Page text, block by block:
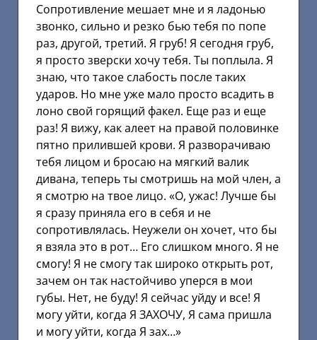
Сопротивление мешает мне и я ладонью
звонко, сильно и резко бью тебя по попе
раз, другой, третий. Я груб! Я сегодня груб,
я просто зверски хочу тебя. Ты поплыла. Я
знаю, что такое слабость после таких
ударов. Но мне уже мало просто всадить в
лоно свой горящий факел. Еще раз и еще
раз! Я вижу, как алеет на правой половинке
пятно прилившей крови. Я разворачиваю
тебя лицом и бросаю на мягкий валик
дивана, теперь ты смотришь на мой член, а
я смотрю на твое лицо. «О, ужас! Лучше бы
я сразу приняла его в себя и не
сопротивлялась. Неужели он хочет, что бы
я взяла это в рот… Его слишком много. Я не
смогу! Я не смогу так широко открыть рот,
зачем он так настойчиво уперся в мои
губы. Нет, не буду! Я сейчас уйду и все! Я
могу уйти, когда Я ЗАХОЧУ, Я сама пришла
и могу уйти, когда Я зах…»